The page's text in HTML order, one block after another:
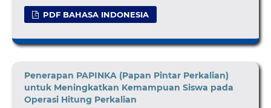
PDF BAHASA INDONESIA
Penerapan PAPINKA (Papan Pintar Perkalian)
untuk Meningkatkan Kemampuan Siswa pada
Operasi Hitung Perkalian